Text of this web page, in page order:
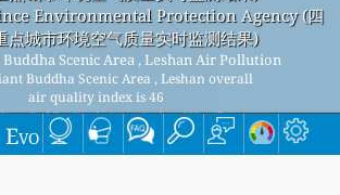
Evo
Environmental Protection Agency (四
点城市环境空气质量实时监测结果)
Scenic Area , Leshan Air Pollution
Buddha Scenic Area , Leshan overall
air quality index is 46
Buddha Scenic Area , Leshan PM
(fine
AQI is 46 - Leshan Giant Buddha Scenic
PM10(PM10 (Respirable particulate matter))